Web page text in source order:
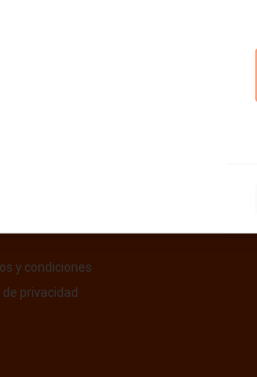
y condiciones
privacidad